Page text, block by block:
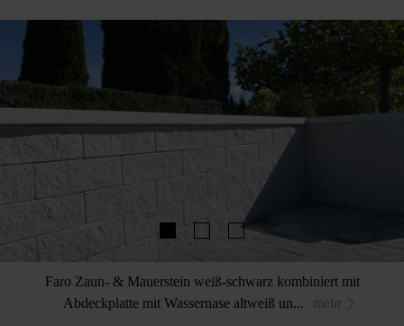
Faro Zaun- & Mauerstein weiß-schwarz kombiniert mit
Abdeckplatte mit Wassernase altweiß un...
mehr